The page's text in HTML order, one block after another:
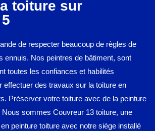
toiture sur
de respecter beaucoup de règles de
ennuis. Nos peintres de bâtiment, sont
toutes les confiances et habilités
effectuer des travaux sur la toiture en
Préserver votre toiture avec de la peinture
sommes Couvreur 13 toiture, une
peinture toiture avec notre siège installé